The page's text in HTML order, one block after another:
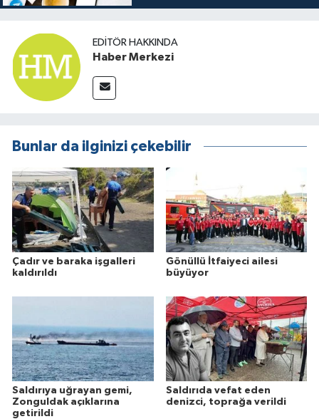
EDITÖR HAKKINDA
Haber Merkezi
Bunlar da ilginizi çekebilir
Çadır ve baraka işgalleri
kaldırıldı
Gönüllü İtfaiyeci ailesi
büyüyor
Saldırıya uğrayan gemi,
Zonguldak açıklarına
getirildi
Saldırıda vefat eden
denizci, toprağa verildi